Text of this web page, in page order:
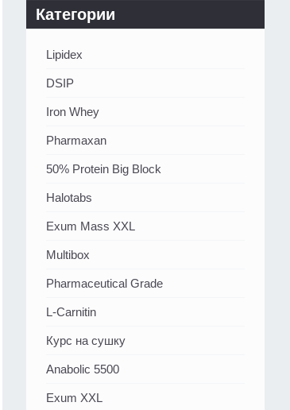
Категории
Lipidex
DSIP
Iron Whey
Pharmaxan
50% Protein Big Block
Halotabs
Exum Mass XXL
Multibox
Pharmaceutical Grade
L-Carnitin
Курс на сушку
Anabolic 5500
Exum XXL